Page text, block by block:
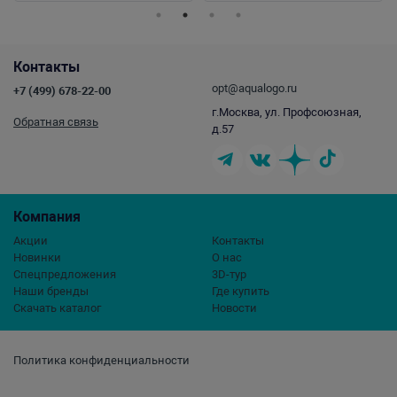
Политика конфиденциальности
Компания
Акции
Новинки
Спецпредложения
Наши бренды
Скачать каталог
Контакты
О нас
3D-тур
Где купить
Новости
Контакты
+7 (499) 678-22-00
Обратная связь
opt@aqualogo.ru
г.Москва, ул. Профсоюзная,
д.57